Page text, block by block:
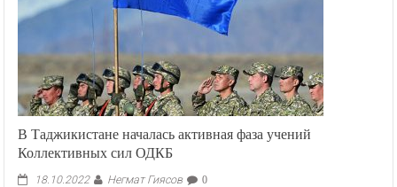
В Таджикистане началась активная фаза учений
Коллективных сил ОДКБ
18.10.2022 Негмат Гиясов 0